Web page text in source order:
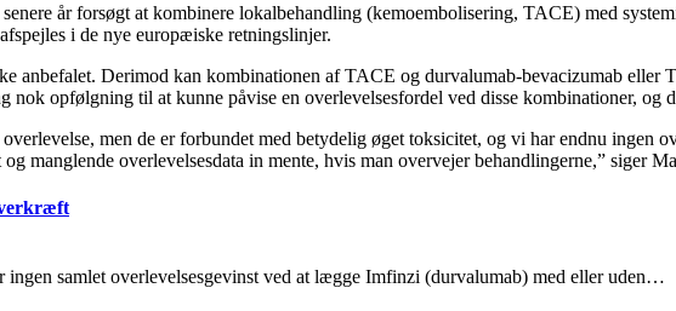
år forsøgt at kombinere lokalbehandling (kemoembolisering, TACE) med
i de nye europæiske retningslinjer.
anbefalet. Derimod kan kombinationen af TACE og durvalumab-bevacizumab eller
opfølgning til at kunne påvise en overlevelsesfordel ved disse kombinationer, og
men de er forbundet med betydelig øget toksicitet, og vi har endnu ingen
manglende overlevelsesdata in mente, hvis man overvejer behandlingerne,” siger
samlet overlevelsesgevinst ved at lægge Imfinzi (durvalumab) med eller uden…